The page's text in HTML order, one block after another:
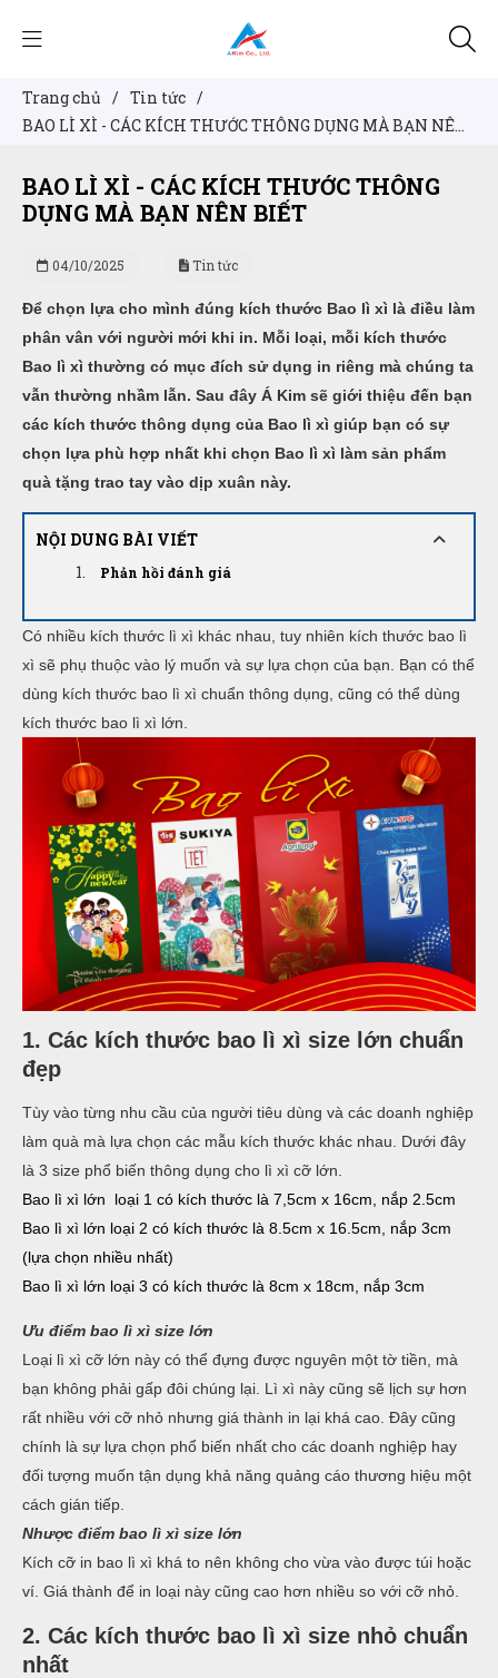
Trang chủ / Tin tức /
BAO LÌ XÌ - CÁC KÍCH THƯỚC THÔNG DỤNG MÀ BẠN NÊN
BAO LÌ XÌ - CÁC KÍCH THƯỚC THÔNG
DỤNG MÀ BẠN NÊN BIẾT
04/10/2025 Tin tức
Để chọn lựa cho mình đúng kích thước Bao lì xì là điều làm
phân vân với người mới khi in. Mỗi loại, mỗi kích thước
Bao lì xì thường có mục đích sử dụng in riêng mà chúng ta
vẫn thường nhầm lẫn. Sau đây Á Kim sẽ giới thiệu đến bạn
các kích thước thông dụng của Bao lì xì giúp bạn có sự
chọn lựa phù hợp nhất khi chọn Bao lì xì làm sản phẩm
quà tặng trao tay vào dịp xuân này.
NỘI DUNG BÀI VIẾT
Phản hồi đánh giá
Có nhiều kích thước lì xì khác nhau, tuy nhiên kích thước bao lì
xì sẽ phụ thuộc vào lý muốn và sự lựa chọn của bạn. Bạn có thể
dùng kích thước bao lì xì chuẩn thông dụng, cũng có thể dùng
kích thước bao lì xì lớn.
1. Các kích thước bao lì xì size lớn chuẩn
đẹp
Tùy vào từng nhu cầu của người tiêu dùng và các doanh nghiệp
làm quà mà lựa chọn các mẫu kích thước khác nhau. Dưới đây
là 3 size phổ biến thông dụng cho lì xì cỡ lớn.
Bao lì xì lớn loại 1 có kích thước là 7,5cm x 16cm, nắp 2.5cm
Bao lì xì lớn loại 2 có kích thước là 8.5cm x 16.5cm, nắp 3cm
(lựa chọn nhiều nhất)
Bao lì xì lớn loại 3 có kích thước là 8cm x 18cm, nắp 3cm
Ưu điểm bao lì xì size lớn
Loại lì xì cỡ lớn này có thể đựng được nguyên một tờ tiền, mà
bạn không phải gấp đôi chúng lại. Lì xì này cũng sẽ lịch sự hơn
rất nhiều với cỡ nhỏ nhưng giá thành in lại khá cao. Đây cũng
chính là sự lựa chọn phổ biến nhất cho các doanh nghiệp hay
đối tượng muốn tận dụng khả năng quảng cáo thương hiệu một
cách gián tiếp.
Nhược điểm bao lì xì size lớn
Kích cỡ in bao lì xì khá to nên không cho vừa vào được túi hoặc
ví. Giá thành để in loại này cũng cao hơn nhiều so với cỡ nhỏ.
2. Các kích thước bao lì xì size nhỏ chuẩn
nhất